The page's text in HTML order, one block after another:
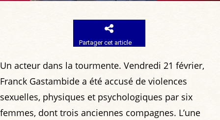
Partager cet article
Un acteur dans la tourmente. Vendredi 21 février,
Franck Gastambide a été accusé de violences
sexuelles, physiques et psychologiques par six
femmes, dont trois anciennes compagnes. L’une